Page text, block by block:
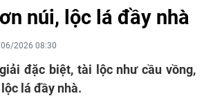
núi, lộc lá đầy nhà
2026 08:30
đặc biệt, tài lộc như cầu vồng,
lá đầy nhà.